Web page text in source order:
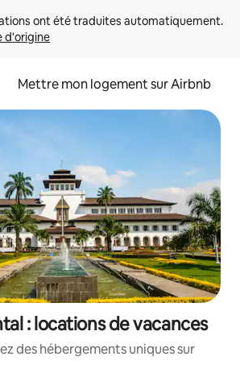
d'origine
Mettre mon logement sur Airbnb
: locations de vacances
des hébergements uniques sur